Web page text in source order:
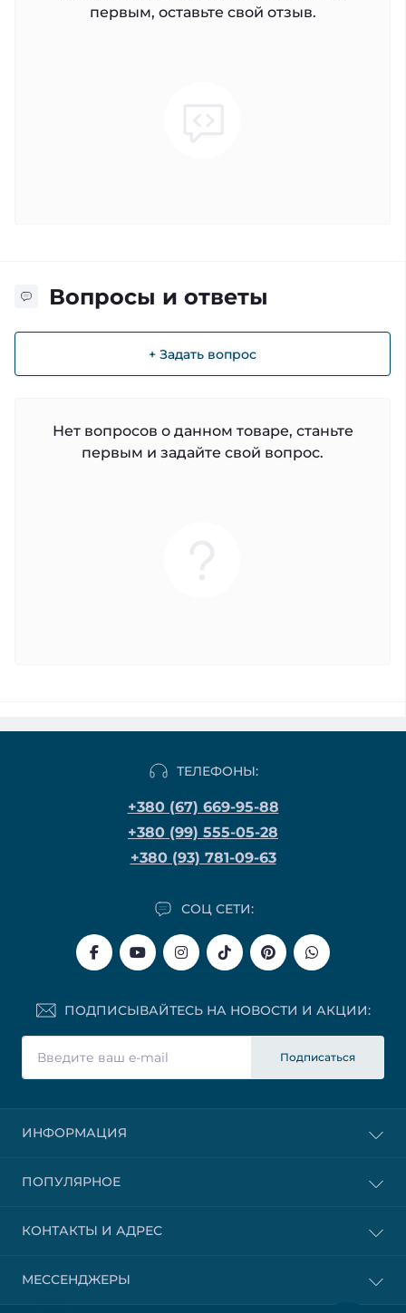
первым, оставьте свой отзыв.
Вопросы и ответы
+ Задать вопрос
Нет вопросов о данном товаре, станьте
первым и задайте свой вопрос.
ТЕЛЕФОНЫ:
+380 (67) 669-95-88
+380 (99) 555-05-28
+380 (93) 781-09-63
СОЦ СЕТИ:
ПОДПИСЫВАЙТЕСЬ НА НОВОСТИ И АКЦИИ:
Подписаться
ИНФОРМАЦИЯ
ПОПУЛЯРНОЕ
КОНТАКТЫ И АДРЕС
МЕССЕНДЖЕРЫ